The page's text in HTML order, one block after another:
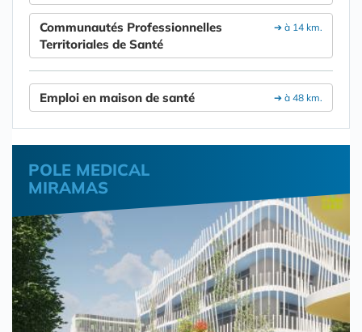
➔ à 14 km.
Communautés Professionnelles
Territoriales de Santé
➔ à 48 km.
Emploi en maison de santé
POLE MEDICAL
MIRAMAS